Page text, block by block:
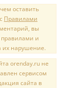
оставить
Правилами
вы
и
их нарушение.
orenday.ru не
сервисом
сайта в